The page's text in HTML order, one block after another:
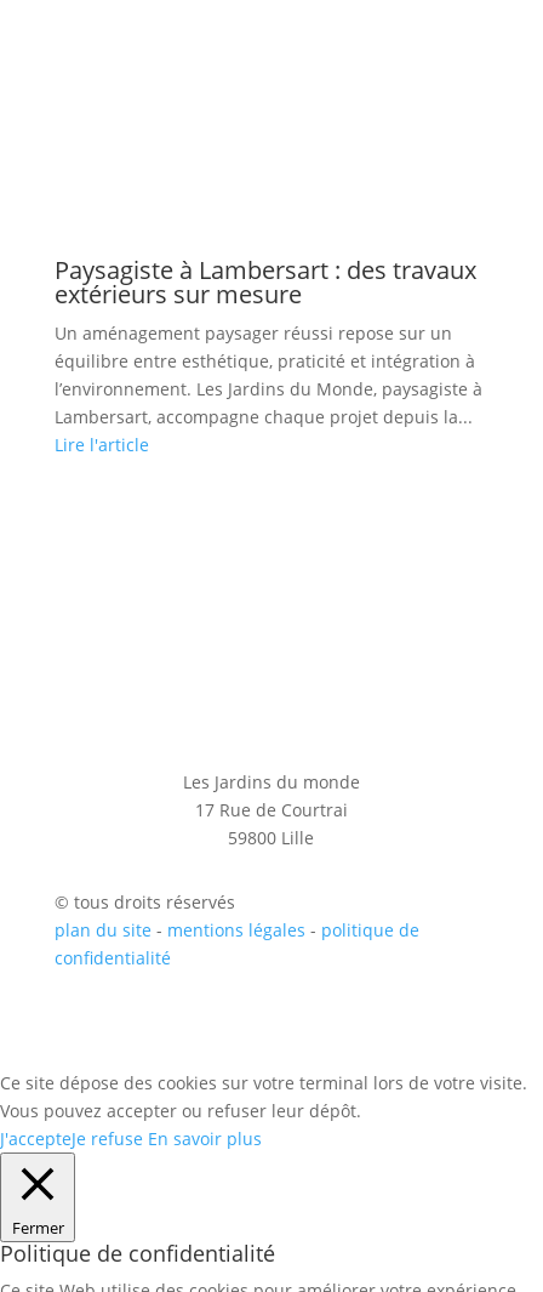
Paysagiste à Lambersart : des travaux
extérieurs sur mesure
Un aménagement paysager réussi repose sur un
équilibre entre esthétique, praticité et intégration à
l’environnement. Les Jardins du Monde, paysagiste à
Lambersart, accompagne chaque projet depuis la...
Lire l'article
Les Jardins du monde
17 Rue de Courtrai
59800 Lille
© tous droits réservés
plan du site - mentions légales - politique de
confidentialité
Ce site dépose des cookies sur votre terminal lors de votre visite.
Vous pouvez accepter ou refuser leur dépôt.
J'accepteJe refuse En savoir plus
Fermer
Politique de confidentialité